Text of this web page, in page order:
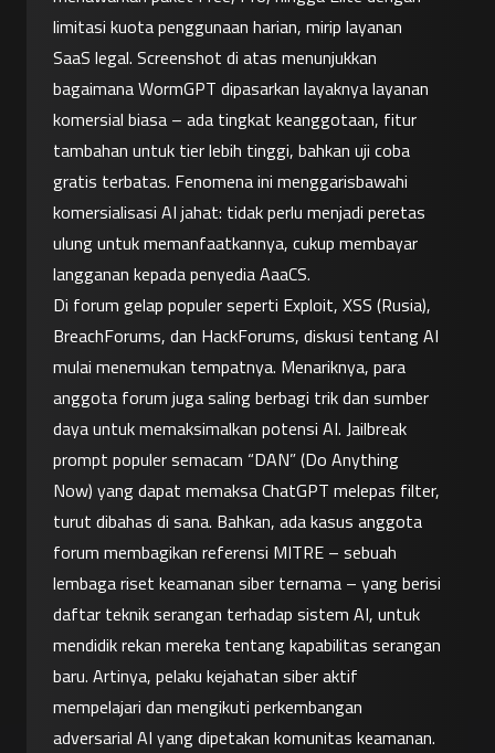
limitasi kuota penggunaan harian, mirip layanan
SaaS legal. Screenshot di atas menunjukkan
bagaimana WormGPT dipasarkan layaknya layanan
komersial biasa – ada tingkat keanggotaan, fitur
tambahan untuk tier lebih tinggi, bahkan uji coba
gratis terbatas. Fenomena ini menggarisbawahi
komersialisasi AI jahat: tidak perlu menjadi peretas
ulung untuk memanfaatkannya, cukup membayar
langganan kepada penyedia AaaCS.
Di forum gelap populer seperti Exploit, XSS (Rusia),
BreachForums, dan HackForums, diskusi tentang AI
mulai menemukan tempatnya. Menariknya, para
anggota forum juga saling berbagi trik dan sumber
daya untuk memaksimalkan potensi AI. Jailbreak
prompt populer semacam “DAN” (Do Anything
Now) yang dapat memaksa ChatGPT melepas filter,
turut dibahas di sana. Bahkan, ada kasus anggota
forum membagikan referensi MITRE – sebuah
lembaga riset keamanan siber ternama – yang berisi
daftar teknik serangan terhadap sistem AI, untuk
mendidik rekan mereka tentang kapabilitas serangan
baru. Artinya, pelaku kejahatan siber aktif
mempelajari dan mengikuti perkembangan
adversarial AI yang dipetakan komunitas keamanan.